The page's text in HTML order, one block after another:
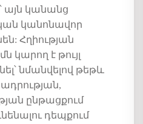
՝ այն կանանց
կանոնավոր
Հղիության
կարող է թույլ
նմանվելով թեթև
ընթացքում
դեպքում